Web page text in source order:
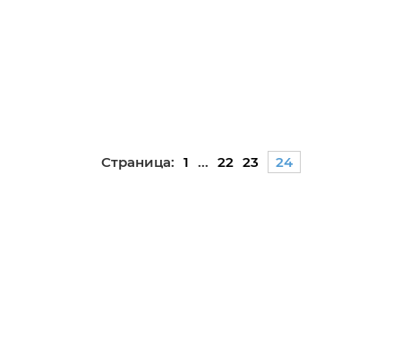
Страница: 1 ... 22 23 24